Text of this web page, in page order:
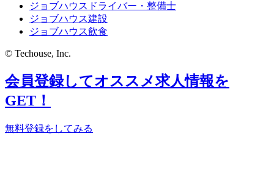
ジョブハウスドライバー・整備士
ジョブハウス建設
ジョブハウス飲食
© Techouse, Inc.
会員登録してオススメ求人情報を
GET！
無料登録をしてみる